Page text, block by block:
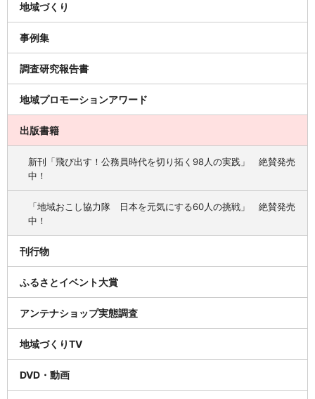
地域づくり
事例集
調査研究報告書
地域プロモーションアワード
出版書籍
新刊「飛び出す！公務員時代を切り拓く98人の実践」 絶賛発売
中！
「地域おこし協力隊 日本を元気にする60人の挑戦」 絶賛発売
中！
刊行物
ふるさとイベント大賞
アンテナショップ実態調査
地域づくりTV
DVD・動画